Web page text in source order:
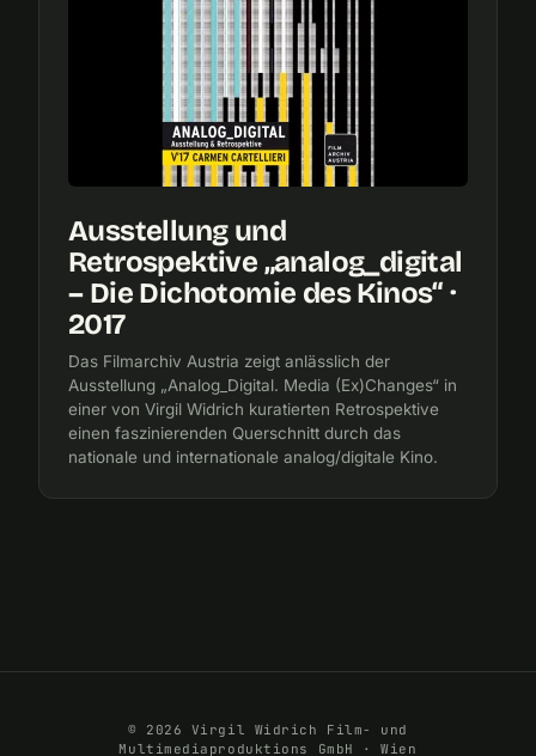
Ausstellung und
Retrospektive „analog_digital
– Die Dichotomie des Kinos“ ·
2017
Das Filmarchiv Austria zeigt anlässlich der
Ausstellung „Analog_Digital. Media (Ex)Changes“ in
einer von Virgil Widrich kuratierten Retrospektive
einen faszinierenden Querschnitt durch das
nationale und internationale analog/digitale Kino.
© 2026 Virgil Widrich Film- und
Multimediaproduktions GmbH · Wien